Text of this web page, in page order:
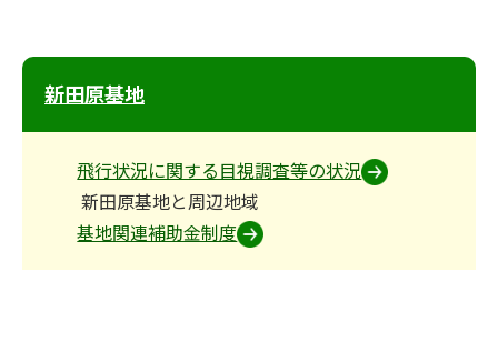
新田原基地
飛行状況に関する目視調査等の状況
新田原基地と周辺地域
基地関連補助金制度